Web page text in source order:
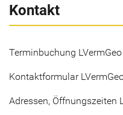
Kontakt
Terminbuchung LVermGeo
Kontaktformular
Adressen, Öffnungszeiten